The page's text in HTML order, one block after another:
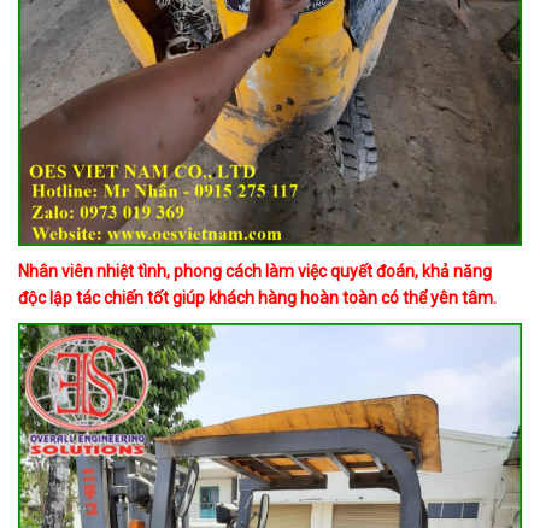
Nhân viên nhiệt tình, phong cách làm việc quyết đoán, khả năng
độc lập tác chiến tốt giúp khách hàng hoàn toàn có thể yên tâm.